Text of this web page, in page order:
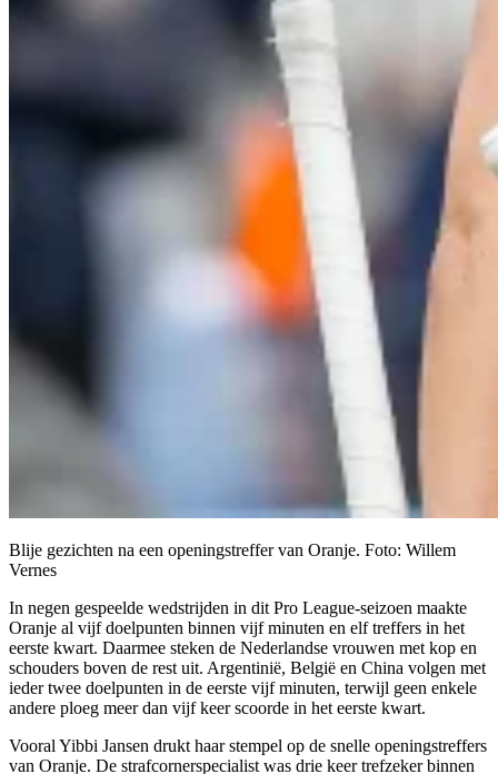
Blije gezichten na een openingstreffer van Oranje. Foto: Willem
Vernes
In negen gespeelde wedstrijden in dit Pro League-seizoen maakte
Oranje al vijf doelpunten binnen vijf minuten en elf treffers in het
eerste kwart. Daarmee steken de Nederlandse vrouwen met kop en
schouders boven de rest uit. Argentinië, België en China volgen met
ieder twee doelpunten in de eerste vijf minuten, terwijl geen enkele
andere ploeg meer dan vijf keer scoorde in het eerste kwart.
Vooral Yibbi Jansen drukt haar stempel op de snelle openingstreffers
van Oranje. De strafcornerspecialist was drie keer trefzeker binnen